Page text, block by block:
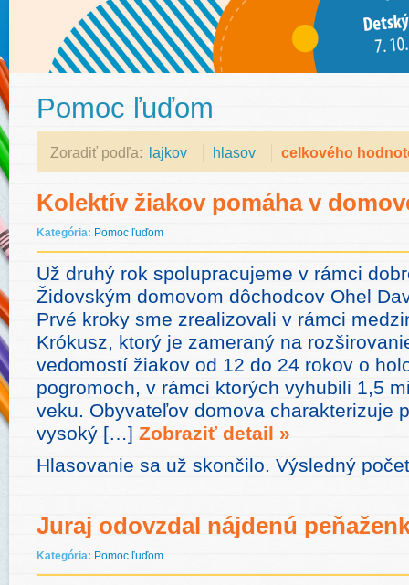
Pomoc ľuďom
Zoradiť podľa: lajkov hlasov celkového
Kolektív žiakov pomáha v
Kategória: Pomoc ľuďom
Už druhý rok spolupracujeme v rámci
Židovským domovom dôchodcov Ohel
Prvé kroky sme zrealizovali v rámci
Krókusz, ktorý je zameraný na
vedomostí žiakov od 12 do 24 rokov o
pogromoch, v rámci ktorých vyhubili 1,5
veku. Obyvateľov domova charakterizuje
vysoký […] Zobraziť detail »
Hlasovanie sa už skončilo. Výsledný
Juraj odovzdal nájdenú
Kategória: Pomoc ľuďom